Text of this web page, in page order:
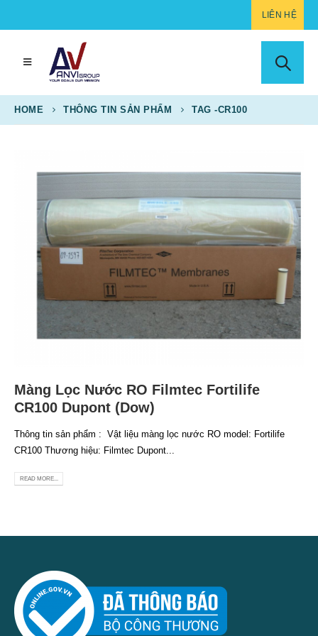
LIÊN HỆ
HOME THÔNG TIN SẢN PHẨM TAG -CR100
Màng Lọc Nước RO Filmtec Fortilife
CR100 Dupont (Dow)
Thông tin sản phẩm : Vật liệu màng lọc nước RO model: Fortilife
CR100 Thương hiệu: Filmtec Dupont...
READ MORE...